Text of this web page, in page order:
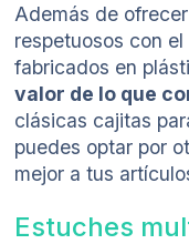
Además de
respetuosos con
fabricados en
valor de lo que
clásicas cajitas
puedes optar por
mejor a tus
Estuches